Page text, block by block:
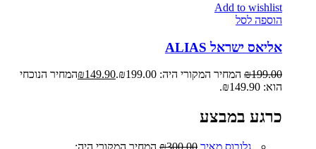
Add to wishlist
הוספה לסל
אליאס ישראל ALIAS
₪199.00 המחיר המקורי היה: ₪199.00. ₪149.90
המחיר הנוכחי
הוא: ₪149.90.
כרגע במבצע